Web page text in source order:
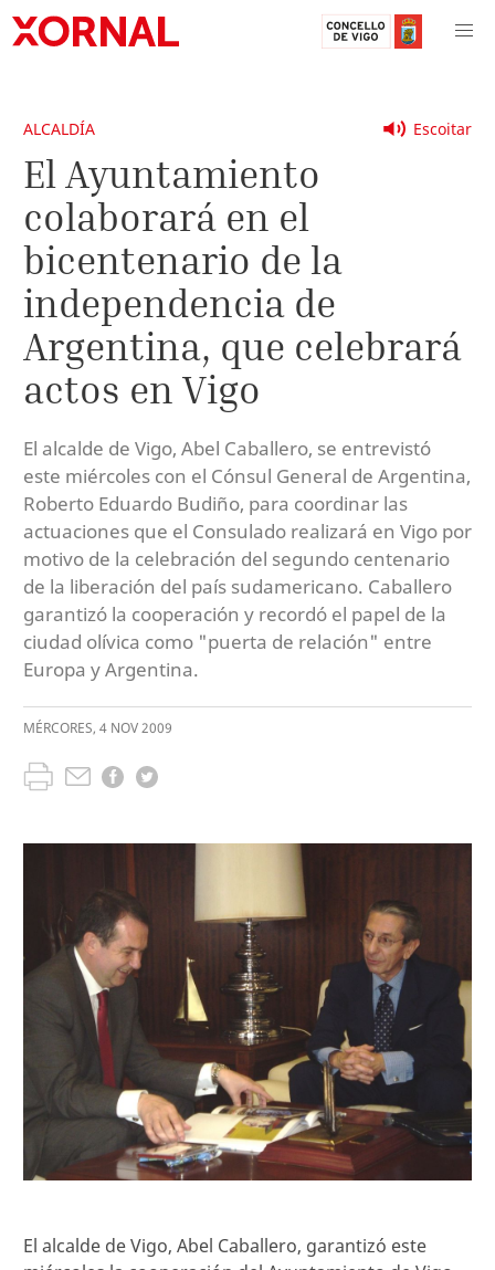
Escoitar
ALCALDÍA
El Ayuntamiento
colaborará en el
bicentenario de la
independencia de
Argentina, que celebrará
actos en Vigo
El alcalde de Vigo, Abel Caballero, se entrevistó
este miércoles con el Cónsul General de Argentina,
Roberto Eduardo Budiño, para coordinar las
actuaciones que el Consulado realizará en Vigo por
motivo de la celebración del segundo centenario
de la liberación del país sudamericano. Caballero
garantizó la cooperación y recordó el papel de la
ciudad olívica como "puerta de relación" entre
Europa y Argentina.
MÉRCORES, 4 NOV2009
El alcalde de Vigo, Abel Caballero, garantizó este